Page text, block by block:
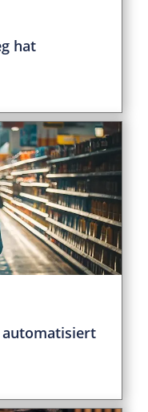
hat
automatisiert